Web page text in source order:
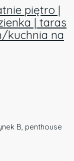
piętro |
| taras
kuchnia na
B, penthouse